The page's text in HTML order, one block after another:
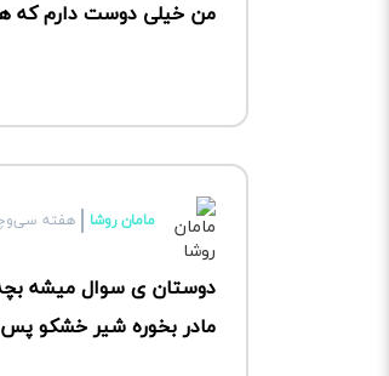
من خیلی دوست دارم که
مامان روشا هفته
دوستان ی سوال میشه
مادر بخوره شیر خشکو پس